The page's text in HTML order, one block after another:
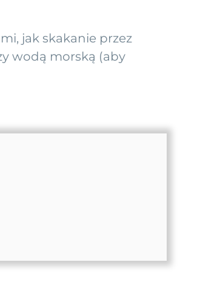
jak skakanie przez
wodą morską (aby